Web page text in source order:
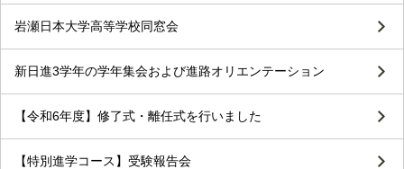
岩瀬日本大学高等学校同窓会
新日進3学年の学年集会および進路オリエンテーション
【令和6年度】修了式・離任式を行いました
【特別進学コース】受験報告会